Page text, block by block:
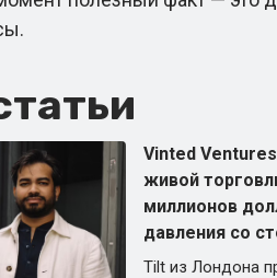
Vinted
живой
миллионов
давления со
Tilt из Лондона